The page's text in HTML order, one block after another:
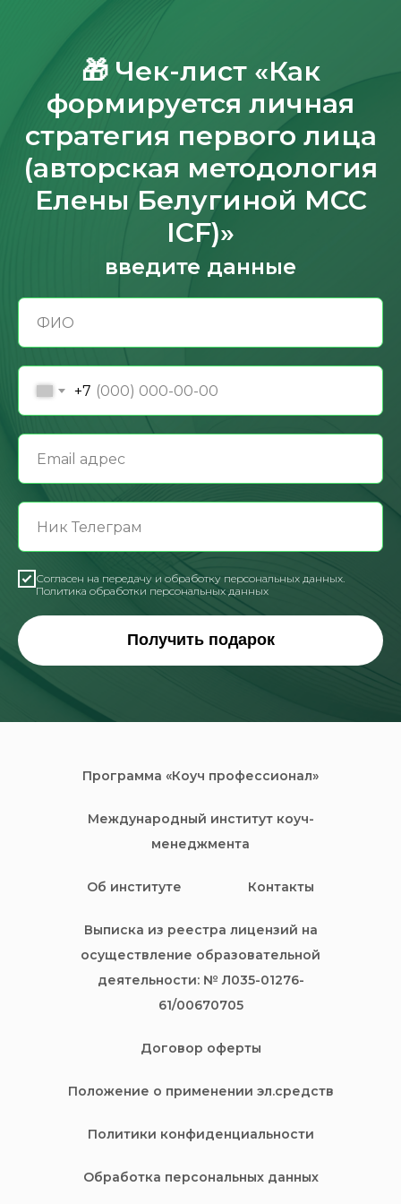
🎁 Чек-лист «Как
формируется личная
стратегия первого лица
(авторская методология
Елены Белугиной MCC
ICF)»
введите данные
+7
Согласен на передачу и обработку персональных данных.
Политика обработки персональных данных
Получить подарок
Программа «Коуч профессионал»
Международный институт коуч-
менеджмента
Об институте Контакты
Выписка из реестра лицензий на
осуществление образовательной
деятельности: № Л035-01276-
61/00670705
Договор оферты
Положение о применении эл.средств
Политики конфиденциальности
Обработка персональных данных